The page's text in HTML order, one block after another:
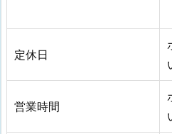
定休日
営業時間